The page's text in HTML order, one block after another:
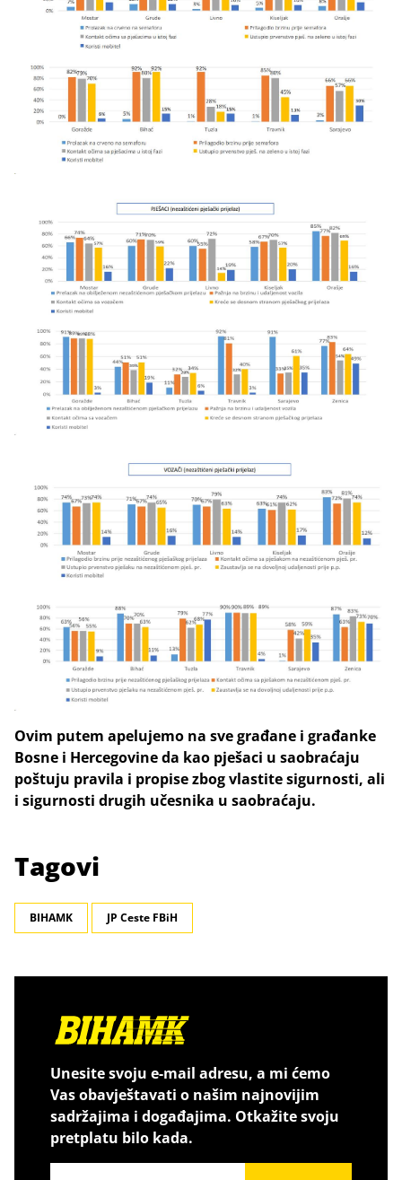
Ovim putem apelujemo na sve građane i građanke
Bosne i Hercegovine da kao pješaci u saobraćaju
poštuju pravila i propisezbog vlastite sigurnosti, ali
i sigurnosti drugih učesnika u saobraćaju.
Tagovi
BIHAMK JP Ceste FBiH
Unesite svoju e-mail adresu, a mi ćemo
Vas obavještavati o našim najnovijim
sadržajima i događajima. Otkažite svoju
pretplatu bilo kada.